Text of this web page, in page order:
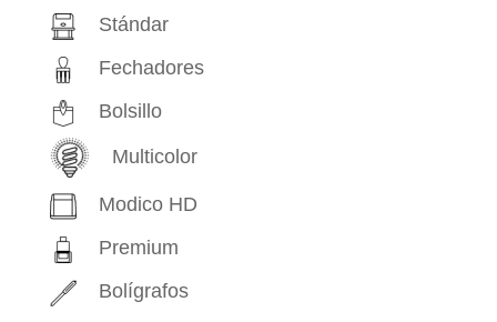
Stándar
Fechadores
Bolsillo
Multicolor
Modico HD
Premium
Bolígrafos